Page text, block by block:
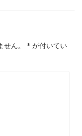
ん。 * が付いてい